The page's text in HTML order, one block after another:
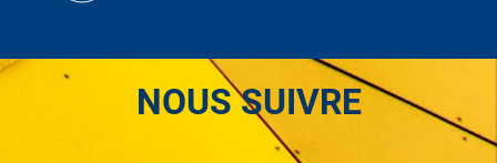
NOUS SUIVRE